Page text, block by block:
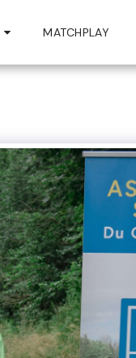
MATCHPLAY